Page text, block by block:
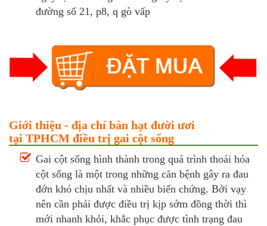
đường số 21, p8, q gò vấp
Giới thiệu - địa chỉ bán hạt đười ươi
tại TPHCM điều trị gai cột sống
Gai cột sống hình thành trong quá trình thoái hóa
cột sống là một trong những căn bệnh gây ra đau
đớn khó chịu nhất và nhiều biến chứng. Bởi vạy
nên cần phải được điều trị kịp sớm đồng thời thì
mới nhanh khỏi, khắc phục được tình trạng đau